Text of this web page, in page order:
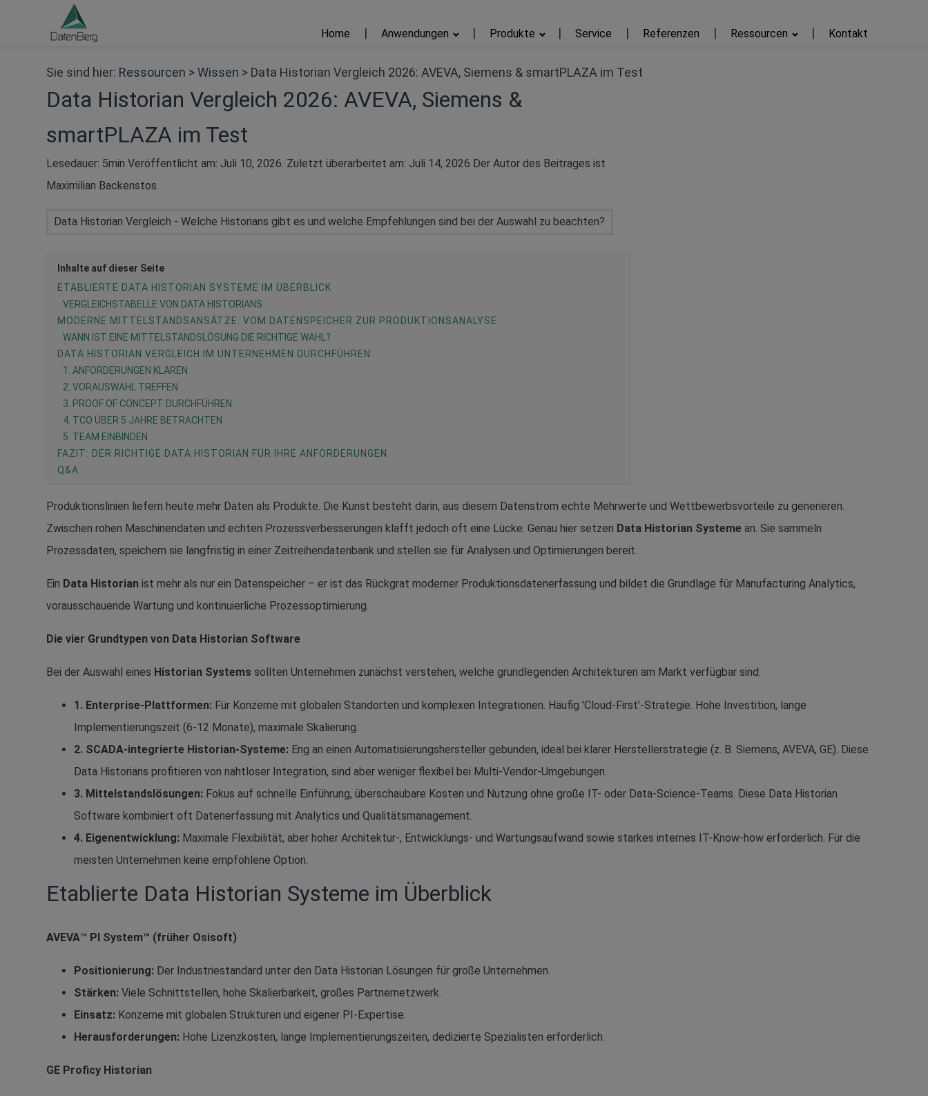
Home Anwendungen Produkte Service Referenzen Ressourcen Kontakt
Sie sind hier: Ressourcen >Wissen > Data Historian Vergleich 2026: AVEVA, Siemens & smartPLAZA im Test
Data Historian Vergleich 2026: AVEVA, Siemens &
smartPLAZA im Test
Lesedauer: 5min Veröffentlicht am: Juli 10, 2026. Zuletzt überarbeitet am: Juli 14, 2026 Der Autor des Beitrages ist
Maximilian Backenstos.
Data Historian Vergleich - Welche Historians gibt es und welche Empfehlungen sind bei der Auswahl zu beachten?
Inhalte auf dieser Seite
ETABLIERTE DATA HISTORIAN SYSTEME IM ÜBERBLICK
VERGLEICHSTABELLE VON DATA HISTORIANS
MODERNE MITTELSTANDSANSÄTZE: VOM DATENSPEICHER ZUR PRODUKTIONSANALYSE
WANN IST EINE MITTELSTANDSLÖSUNG DIE RICHTIGE WAHL?
DATA HISTORIAN VERGLEICH IM UNTERNEHMEN DURCHFÜHREN
1. ANFORDERUNGEN KLÄREN
2. VORAUSWAHL TREFFEN
3. PROOF OF CONCEPT DURCHFÜHREN
4. TCO ÜBER 5 JAHRE BETRACHTEN
5. TEAM EINBINDEN
FAZIT: DER RICHTIGE DATA HISTORIAN FÜR IHRE ANFORDERUNGEN
Q&A
Produktionslinien liefern heute mehr Daten als Produkte. Die Kunst besteht darin, aus diesem Datenstrom echte Mehrwerte und Wettbewerbsvorteile zu generieren.
Zwischen rohen Maschinendaten und echten Prozessverbesserungen klafft jedoch oft eine Lücke. Genau hier setzen Data Historian Systeme an. Sie sammeln
Prozessdaten, speichern sie langfristig in einer Zeitreihendatenbank und stellen sie für Analysen und Optimierungen bereit.
Ein Data Historian ist mehr als nur ein Datenspeicher – er ist das Rückgrat moderner Produktionsdatenerfassung und bildet die Grundlage für Manufacturing Analytics,
vorausschauende Wartung und kontinuierliche Prozessoptimierung.
Die vier Grundtypen von Data Historian Software
Bei der Auswahl eines Historian Systems sollten Unternehmen zunächst verstehen, welche grundlegenden Architekturen am Markt verfügbar sind:
1. Enterprise-Plattformen: Für Konzerne mit globalen Standorten und komplexen Integrationen. Häufig 'Cloud-First'-Strategie. Hohe Investition, lange
Implementierungszeit (6-12 Monate), maximale Skalierung.
2. SCADA-integrierte Historian-Systeme: Eng an einen Automatisierungshersteller gebunden, ideal bei klarer Herstellerstrategie (z. B. Siemens, AVEVA, GE). Diese
Data Historians profitieren von nahtloser Integration, sind aber weniger flexibel bei Multi-Vendor-Umgebungen.
3. Mittelstandslösungen: Fokus auf schnelle Einführung, überschaubare Kosten und Nutzung ohne große IT- oder Data-Science-Teams. Diese Data Historian
Software kombiniert oft Datenerfassung mit Analytics und Qualitätsmanagement.
4. Eigenentwicklung: Maximale Flexibilität, aber hoher Architektur‑, Entwicklungs‑ und Wartungsaufwand sowie starkes internes IT-Know-how erforderlich. Für die
meisten Unternehmen keine empfohlene Option.
Etablierte Data Historian Systeme im Überblick
AVEVA™ PI System™ (früher Osisoft)
Positionierung: Der Industriestandard unter den Data Historian Lösungen für große Unternehmen.
Stärken: Viele Schnittstellen, hohe Skalierbarkeit, großes Partnernetzwerk.
Einsatz: Konzerne mit globalen Strukturen und eigener PI-Expertise.
Herausforderungen: Hohe Lizenzkosten, lange Implementierungszeiten, dedizierte Spezialisten erforderlich.
GE Proficy Historian​